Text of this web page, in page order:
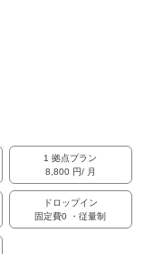
1 拠点プラン
8,800 円/ 月
ドロップイン
固定費0 ・従量制